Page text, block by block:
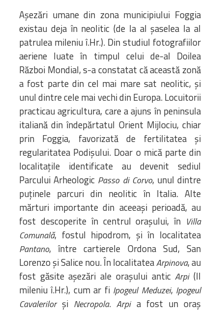
Așezări umane din zona municipiului Foggia
existau deja în neolitic (de la al șaselea la al
patrulea mileniu î.Hr.). Din studiul fotografiilor
aeriene luate în timpul celui de-al Doilea
Război Mondial, s-a constatat că această zonă
a fost parte din cel mai mare sat neolitic, și
unul dintre cele mai vechi din Europa. Locuitorii
practicau agricultura, care a ajuns în peninsula
italiană din îndepărtatul Orient Mijlociu, chiar
prin Foggia, favorizată de fertilitatea și
regularitatea Podișului. Doar o mică parte din
localitațile identificate au devenit sediul
Parcului Arheologic Passo di Corvo, unul dintre
puținele parcuri din neolitic în Italia. Alte
mărturi importante din aceeași perioadă, au
fost descoperite în centrul orașului, în Villa
Comunală, fostul hipodrom, și în localitatea
Pantano, între cartierele Ordona Sud, San
Lorenzo și Salice nou. În localitateaArpinova, au
fost găsite așezări ale orașului anticArpi(II
mileniu î.Hr.), cum ar fi Ipogeul Meduzei, Ipogeul
Cavalerilorși Necropola.Arpia fost un oraș